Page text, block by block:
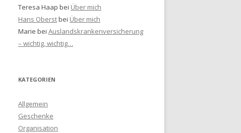
Teresa Haap bei Über mich
Hans Oberstbei Über mich
Marie bei Auslandskrankenversicherung
– wichtig, wichtig…
KATEGORIEN
Allgemein
Geschenke
Organisation